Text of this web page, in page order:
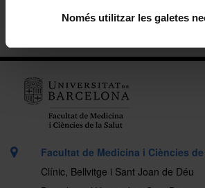
Només utilitzar les galetes
Facultat de Medicina i Ciències
Clínic, Bellvitge i Sant Joan de Déu